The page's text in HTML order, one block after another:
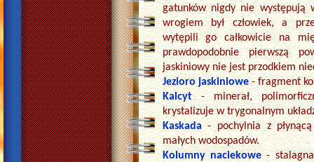
gatunków nigdy nie występują
wrogiem był człowiek, a
wytępili go całkowicie na
prawdopodobnie pierwszą
jaskiniowy nie jest przodkiem
Jezioro jaskiniowe - fragment
Kalcyt
- minerał,
krystalizuje w trygonalnym
Kaskada - pochylnia z
małych wodospadów.
Kolumny naciekowe -